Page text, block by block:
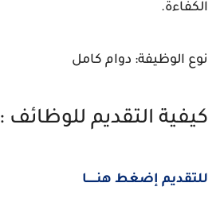
الكفاءة.
نوع الوظيفة: دوام كامل
كيفية التقديم للوظائف :
للتقديم إضغط هنــــــا